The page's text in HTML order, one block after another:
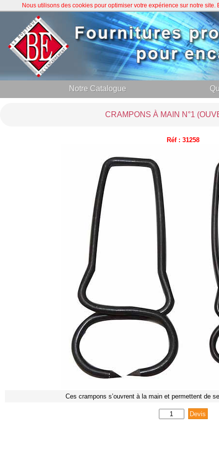
Notre Catalogue
CRAMPONS À MAIN N°1
Réf : 31258
Ces crampons s’ouvrent à la main et permettent de
Nous utilisons des cookies pour optimiser votre expérience sur notre